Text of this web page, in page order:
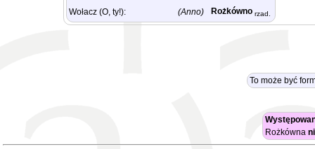
Wołacz (O, ty!):
(Anno) Rożkówno rzad.
To może być
Rożkówna